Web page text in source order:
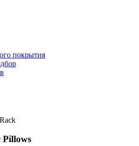
покрытия
Pillows